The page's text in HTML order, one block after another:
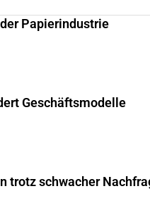
Papierindustrie
Geschäftsmodelle
trotz schwacher